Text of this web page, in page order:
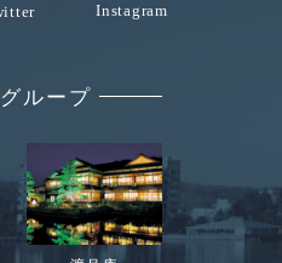
Instagram
ループ